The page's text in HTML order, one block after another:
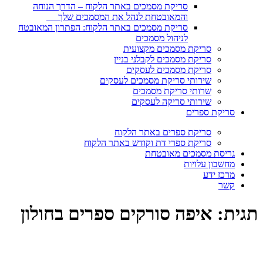
סריקת מסמכים באתר הלקוח – הדרך הנוחה
והמאובטחת לנהל את המסמכים שלך
סריקת מסמכים באתר הלקוח: הפתרון המאובטח
לניהול מסמכים
סריקת מסמכים מקצועית
סריקת מסמכים לקבלני בניין
סריקת מסמכים לעסקים
שירותי סריקת מסמכים לעסקים
שרותי סריקת מסמכים
שירותי סריקה לעסקים
סריקת ספרים
סריקת ספרים באתר הלקוח
סריקת ספרי דת וקודש באתר הלקוח
גריסת מסמכים מאובטחת
מחשבון עלויות
מרכז ידע
קשר
תגית: איפה סורקים ספרים בחולון